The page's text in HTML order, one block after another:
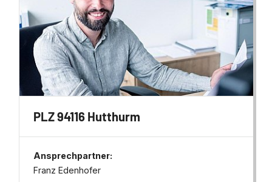
PLZ 94116 Hutthurm
Ansprechpartner:
Franz Edenhofer